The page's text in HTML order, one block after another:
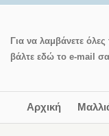
Για να λαμβάνετε
βάλτε εδώ το e-mail
Αρχική